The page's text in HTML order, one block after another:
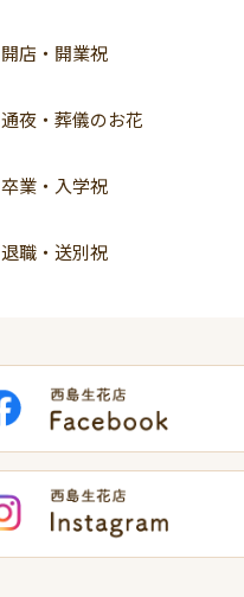
開店・開業祝
通夜・葬儀のお花
卒業・入学祝
退職・送別祝